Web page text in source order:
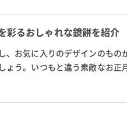
彩るおしゃれな鏡餅を紹介
、お気に入りのデザインのもの
ょう。いつもと違う素敵なお正
回は野口硝子...